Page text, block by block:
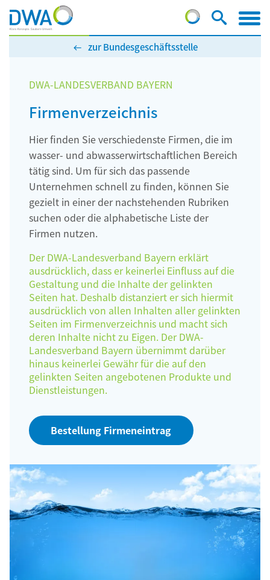
zur Bundesgeschäftsstelle
DWA-LANDESVERBAND BAYERN
Firmenverzeichnis
Hier finden Sie verschiedenste Firmen, die im
wasser- und abwasserwirtschaftlichen Bereich
tätig sind. Um für sich das passende
Unternehmen schnell zu finden, können Sie
gezielt in einer der nachstehenden Rubriken
suchen oder die alphabetische Liste der
Firmen nutzen.
Der DWA-Landesverband Bayern erklärt
ausdrücklich, dass er keinerlei Einfluss auf die
Gestaltung und die Inhalte der gelinkten
Seiten hat. Deshalb distanziert er sich hiermit
ausdrücklich von allen Inhalten aller gelinkten
Seiten im Firmenverzeichnis und macht sich
deren Inhalte nicht zu Eigen. Der DWA-
Landesverband Bayern übernimmt darüber
hinaus keinerlei Gewähr für die auf den
gelinkten Seiten angebotenen Produkte und
Dienstleistungen.
Bestellung Firmeneintrag